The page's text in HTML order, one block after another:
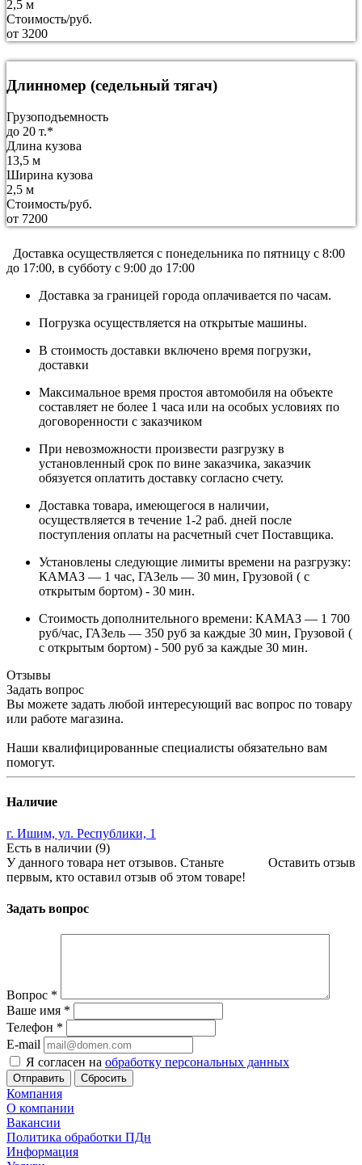
2,5 м
Стоимость/руб.
от 3200
Длинномер (седельный тягач)
Грузоподъемность
до 20 т.*
Длина кузова
13,5 м
Ширина кузова
2,5 м
Стоимость/руб.
от 7200
Доставка осуществляется c понедельника по пятницу с 8:00
до 17:00, в субботу с 9:00 до 17:00
Доставка за границей города оплачивается по часам.
Погрузка осуществляется на открытые машины.
В стоимость доставки включено время погрузки,
доставки
Максимальное время простоя автомобиля на объекте
составляет не более 1 часа или на особых условиях по
договоренности с заказчиком
При невозможности произвести разгрузку в
установленный срок по вине заказчика, заказчик
обязуется оплатить доставку согласно счету.
Доставка товара, имеющегося в наличии,
осуществляется в течение 1-2 раб. дней после
поступления оплаты на расчетный счет Поставщика.
Установлены следующие лимиты времени на разгрузку:
КАМАЗ — 1 час, ГАЗель — 30 мин, Грузовой ( с
открытым бортом) - 30 мин.
Стоимость дополнительного времени: КАМАЗ — 1 700
руб/час, ГАЗель — 350 руб за каждые 30 мин, Грузовой (
с открытым бортом) - 500 руб за каждые 30 мин.
Отзывы
Задать вопрос
Вы можете задать любой интересующий вас вопрос по товару
или работе магазина.
Наши квалифицированные специалисты обязательно вам
помогут.
Наличие
г. Ишим, ул. Республики, 1
Есть в наличии (9)
Оставить отзыв
У данного товара нет отзывов. Станьте
первым, кто оставил отзыв об этом товаре!
Задать вопрос
Вопрос *
Ваше имя *
Телефон *
E-mail
Я согласен на обработку персональных данных
Сбросить
Компания
О компании
Вакансии
Политика обработки ПДн
Информация